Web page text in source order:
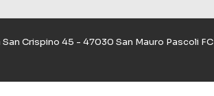
Crispino 45 - 47030 San Mauro Pascoli FC